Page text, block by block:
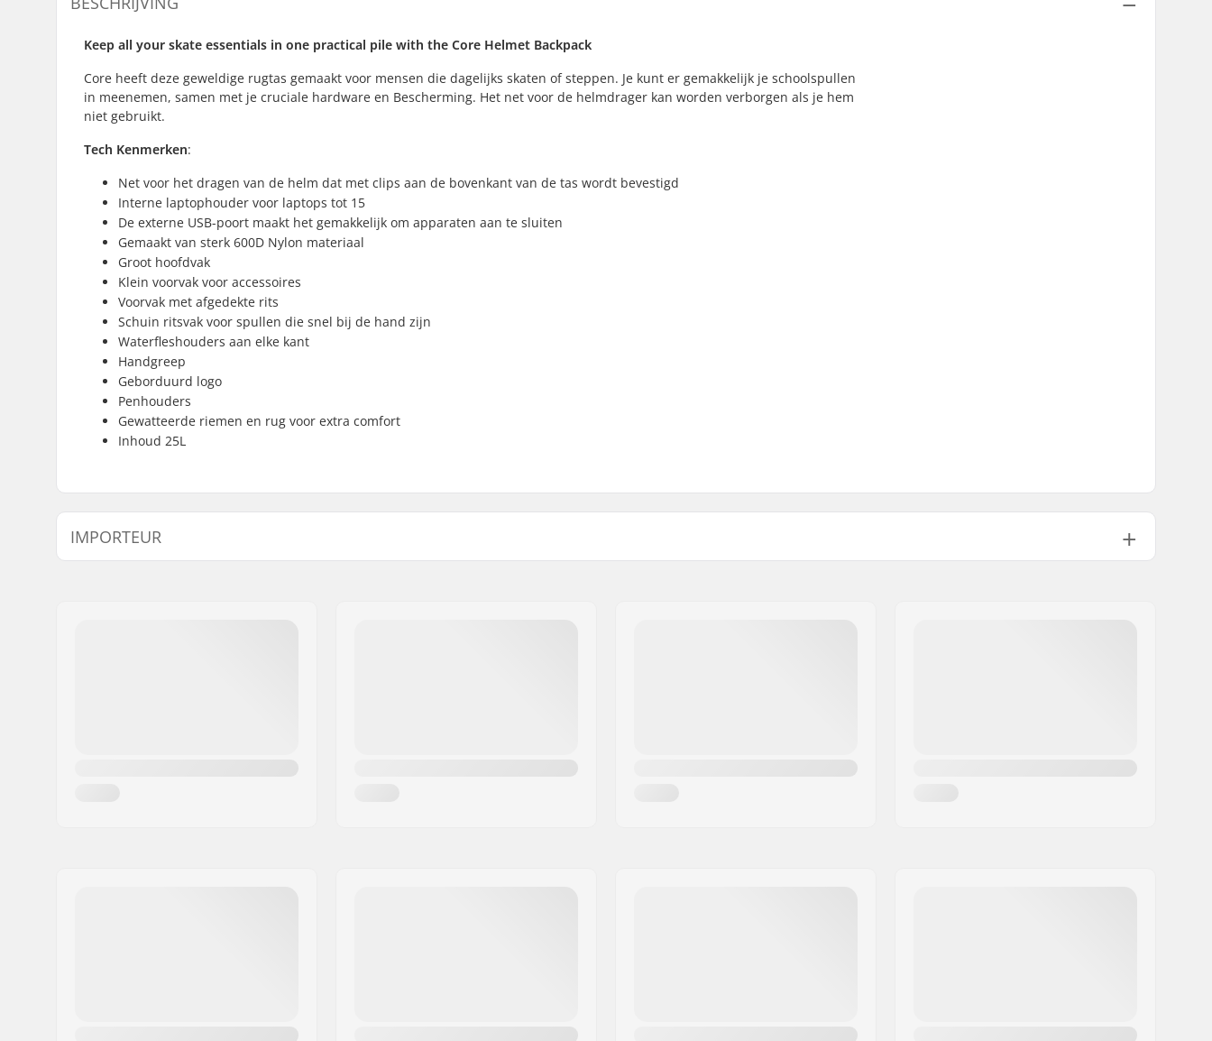
Keep all your skate essentials in one practical pile with the Core Helmet Backpack
Core heeft deze geweldige rugtas gemaakt voor mensen die dagelijks skaten of steppen. Je kunt er gemakkelijk je schoolspullen
in meenemen, samen met je cruciale hardware en Bescherming. Het net voor de helmdrager kan worden verborgen als je hem
niet gebruikt.
Tech Kenmerken:
Net voor het dragen van de helm dat met clips aan de bovenkant van de tas wordt bevestigd
Interne laptophouder voor laptops tot 15
De externe USB-poort maakt het gemakkelijk om apparaten aan te sluiten
Gemaakt van sterk 600D Nylon materiaal
Groot hoofdvak
Klein voorvak voor accessoires
Voorvak met afgedekte rits
Schuin ritsvak voor spullen die snel bij de hand zijn
Waterfleshouders aan elke kant
Handgreep
Geborduurd logo
Penhouders
Gewatteerde riemen en rug voor extra comfort
Inhoud 25L
IMPORTEUR